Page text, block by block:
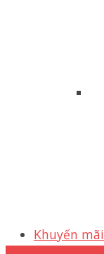
Khuyến mãi